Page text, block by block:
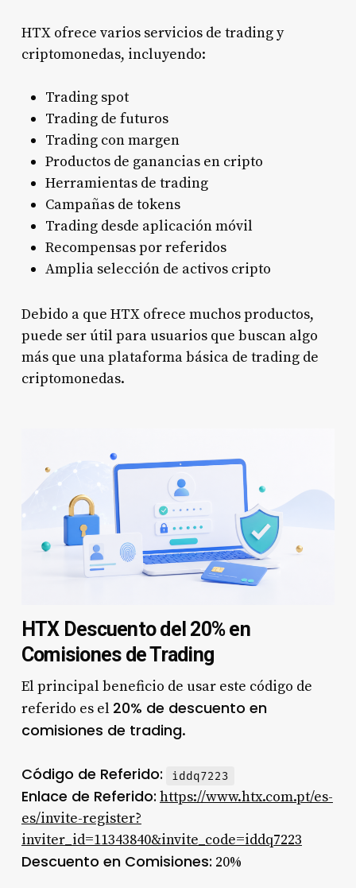
HTX ofrece varios servicios de trading y
criptomonedas, incluyendo:
Trading spot
Trading de futuros
Trading con margen
Productos de ganancias en cripto
Herramientas de trading
Campañas de tokens
Trading desde aplicación móvil
Recompensas por referidos
Amplia selección de activos cripto
Debido a que HTX ofrece muchos productos,
puede ser útil para usuarios que buscan algo
más que una plataforma básica de trading de
criptomonedas.
HTX Descuento del 20% en
Comisiones de Trading
El principal beneficio de usar este código de
referido es el 20% de descuento en
comisiones de trading.
Código de Referido: iddq7223
Enlace de Referido: https://www.htx.com.pt/es-
es/invite-register?
inviter_id=11343840&invite_code=iddq7223
Descuento en Comisiones: 20%